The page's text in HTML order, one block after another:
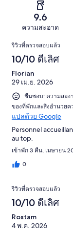
รีวิว
จาก
862
รีวิว
9.6
ความสะอาด
รีวิว
รีวิวที่ตรวจสอบแล้ว
10/10 ดีเลิศ
Florian
29 เม.ย. 2026
ชื่นชอบ: ความสะอ
ของที่พักและสิ่งอำนวยค
แปลด้วย Google
Personnel
au top.
เข้าพัก 3 คืน, เมษายน
0
รีวิวที่ตรวจสอบแล้ว
10/10 ดีเลิศ
Rostam
4 พ.ค. 2026